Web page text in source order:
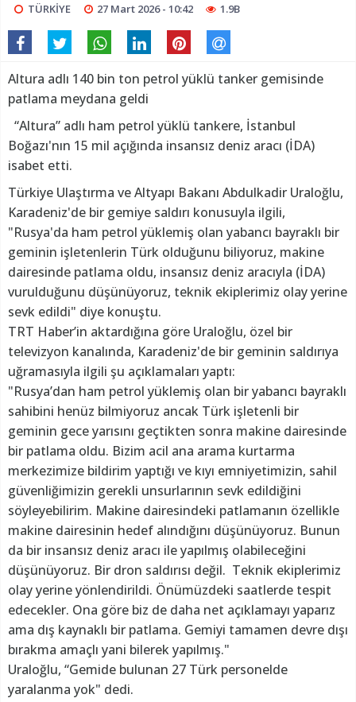
TÜRKİYE 27 Mart 2026 - 10:42 1.9B
Altura adlı 140 bin ton petrol yüklü tanker gemisinde
patlama meydana geldi
“Altura” adlı ham petrol yüklü tankere, İstanbul
Boğazı'nın 15 mil açığında insansız deniz aracı (İDA)
isabet etti.
Türkiye Ulaştırma ve Altyapı Bakanı Abdulkadir Uraloğlu,
Karadeniz'de bir gemiye saldırı konusuyla ilgili,
"Rusya'da ham petrol yüklemiş olan yabancı bayraklı bir
geminin işletenlerin Türk olduğunu biliyoruz, makine
dairesinde patlama oldu, insansız deniz aracıyla (İDA)
vurulduğunu düşünüyoruz, teknik ekiplerimiz olay yerine
sevk edildi" diye konuştu.
TRT Haber’in aktardığına göre Uraloğlu, özel bir
televizyon kanalında, Karadeniz'de bir geminin saldırıya
uğramasıyla ilgili şu açıklamaları yaptı:
"Rusya’dan ham petrol yüklemiş olan bir yabancı bayraklı
sahibini henüz bilmiyoruz ancak Türk işletenli bir
geminin gece yarısını geçtikten sonra makine dairesinde
bir patlama oldu. Bizim acil ana arama kurtarma
merkezimize bildirim yaptığı ve kıyı emniyetimizin, sahil
güvenliğimizin gerekli unsurlarının sevk edildiğini
söyleyebilirim. Makine dairesindeki patlamanın özellikle
makine dairesinin hedef alındığını düşünüyoruz. Bunun
da bir insansız deniz aracı ile yapılmış olabileceğini
düşünüyoruz. Bir dron saldırısı değil. Teknik ekiplerimiz
olay yerine yönlendirildi. Önümüzdeki saatlerde tespit
edecekler. Ona göre biz de daha net açıklamayı yaparız
ama dış kaynaklı bir patlama. Gemiyi tamamen devre dışı
bırakma amaçlı yani bilerek yapılmış."
Uraloğlu, “Gemide bulunan 27 Türk personelde
yaralanma yok" dedi.